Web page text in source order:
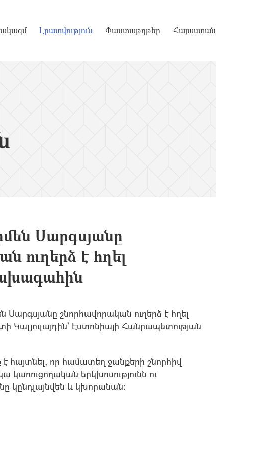
Լրատվություն Փաստաթղթեր Հայաստան
Սարգսյանը
ուղերձ է հղել
շնորհավորական ուղերձ է հղել
Էստոնիայի Հանրապետության
որ համատեղ ջանքերի շնորհիվ
երկխոսությունն ու
կընդլայնվեն և կխորանան։